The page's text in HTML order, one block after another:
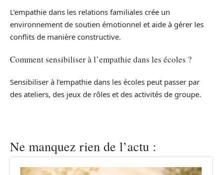
L’empathie dans les relations familiales crée un
environnement de soutien émotionnel et aide à gérer les
conflits de manière constructive.
Comment sensibiliser à l’empathie dans les écoles ?
Sensibiliser à l’empathie dans les écoles peut passer par
des ateliers, des jeux de rôles et des activités de groupe.
Ne manquez rien de l’actu :